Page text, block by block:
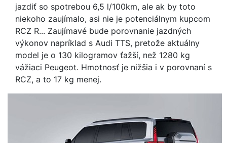
jazdiť so spotrebou 6,5 l/100km, ale ak by toto
niekoho zaujímalo, asi nie je potenciálnym kupcom
RCZ R... Zaujímavé bude porovnanie jazdných
výkonov napríklad s Audi TTS, pretože aktuálny
model je o 130 kilogramov ťažší, než 1280 kg
vážiaci Peugeot. Hmotnosť je nižšia i v porovnaní s
RCZ, a to 17 kg menej.